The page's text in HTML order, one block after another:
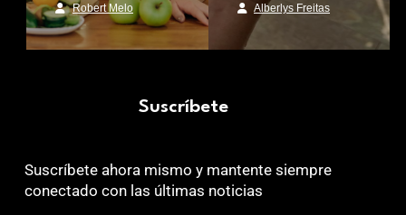
Robert Melo Alberlys Freitas
Suscríbete
Suscríbete ahora mismo y mantente siempre
conectado con las últimas noticias